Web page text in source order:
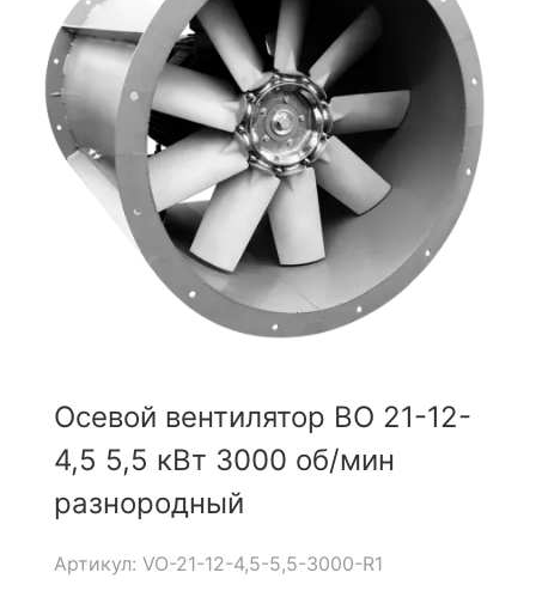
Осевой вентилятор ВО 21-12-
4,5 5,5 кВт 3000 об/мин
разнородный
Артикул: VO-21-12-4,5-5,5-3000-R1